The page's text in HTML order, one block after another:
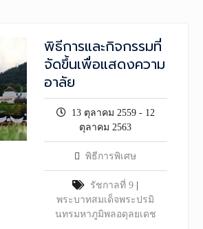
พิธีการและกิจกรรมที่
จัดขึ้นเพื่อแสดงความ
อาลัย
13 ตุลาคม 2559 - 12
ตุลาคม 2563
พิธีการพิเศษ
รัชกาลที่ 9
พระบาทสมเด็จพระปรมิ
นทรมหาภูมิพลอดุลยเดช